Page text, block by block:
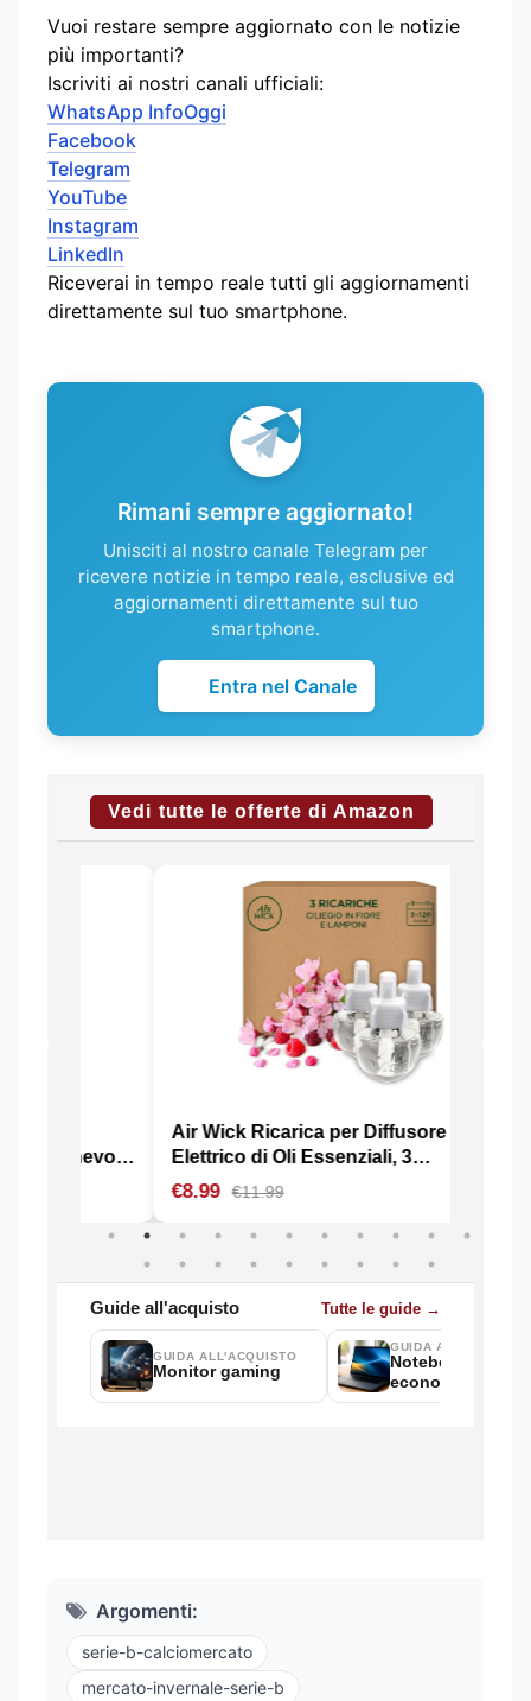
Vuoi restare sempre aggiornato con le notizie
più importanti?
Iscriviti ai nostri canali ufficiali:
WhatsApp InfoOggi
Facebook
Telegram
YouTube
Instagram
LinkedIn
Riceverai in tempo reale tutti gli aggiornamenti
direttamente sul tuo smartphone.
Rimani sempre aggiornato!
Unisciti al nostro canale Telegram per
ricevere notizie in tempo reale, esclusive ed
aggiornamenti direttamente sul tuo
smartphone.
Entra nel Canale
Argomenti:
serie-b-calciomercato
mercato-invernale-serie-b